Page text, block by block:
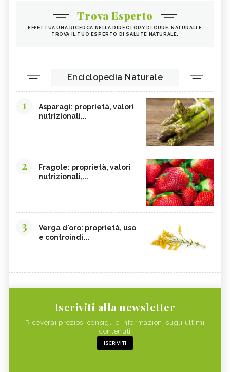
Trova Esperto
EFFETTUA UNA RICERCA NELLA DIRECTORY DI CURE-NATURALI E
TROVA IL TUO ESPERTO DI SALUTE NATURALE.
Enciclopedia Naturale
1
Asparagi: proprietà, valori
nutrizionali...
2
Fragole: proprietà, valori
nutrizionali,...
3
Verga d'oro: proprietà, uso
e controindi...
Iscriviti alla newsletter
Riceverai preziosi consigli e informazioni sugli ultimi
contenuti
ISCRIVITI